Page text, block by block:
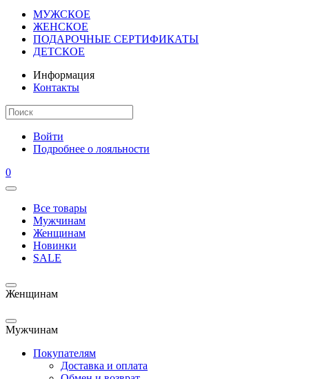
МУЖСКОЕ
ЖЕНСКОЕ
ПОДАРОЧНЫЕ СЕРТИФИКАТЫ
ДЕТСКОЕ
Информация
Контакты
Войти
Подробнее о лояльности
0
Все товары
Мужчинам
Женщинам
Новинки
SALE
Женщинам
Мужчинам
Покупателям
Доставка и оплата